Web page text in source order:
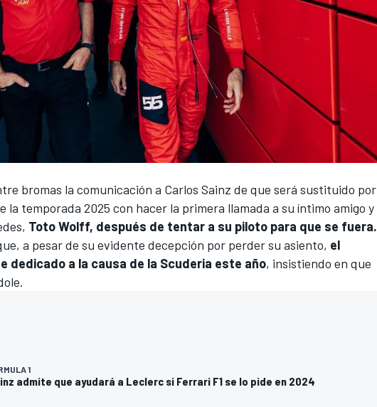
bromas la comunicación a Carlos Sainz de que será sustituido por
la temporada 2025 con hacer la primera llamada a su íntimo amigo y
, Toto Wolff, después de tentar a su piloto para que se fuera.
a pesar de su evidente decepción por perder su asiento, el
dedicado a la causa de la Scuderia este año, insistiendo en que
1
admite que ayudará a Leclerc si Ferrari F1 se lo pide en 2024